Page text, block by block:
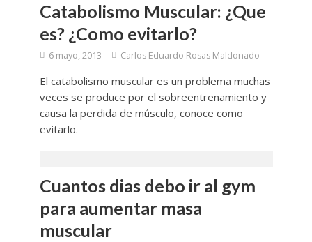
Catabolismo Muscular: ¿Que
es? ¿Como evitarlo?
6 mayo, 2013 Carlos Eduardo Rosas Maldonado
El catabolismo muscular es un problema muchas
veces se produce por el sobreentrenamiento y
causa la perdida de músculo, conoce como
evitarlo.
Cuantos dias debo ir al gym
para aumentar masa
muscular